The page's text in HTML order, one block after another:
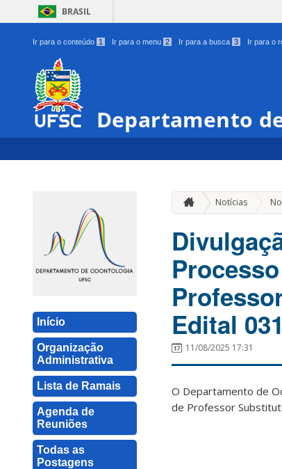
BRASIL
Ir para o conteúdo 1 Ir para o menu 2 Ir para a busca 3 Ir para o
Departamento
Início
Organização
Administrativa
Lista de Ramais
Agenda de
Reuniões
Todas as
Postagens
Notícias
Edital
11/08/2025 17:31
O Departamento de
de Professor